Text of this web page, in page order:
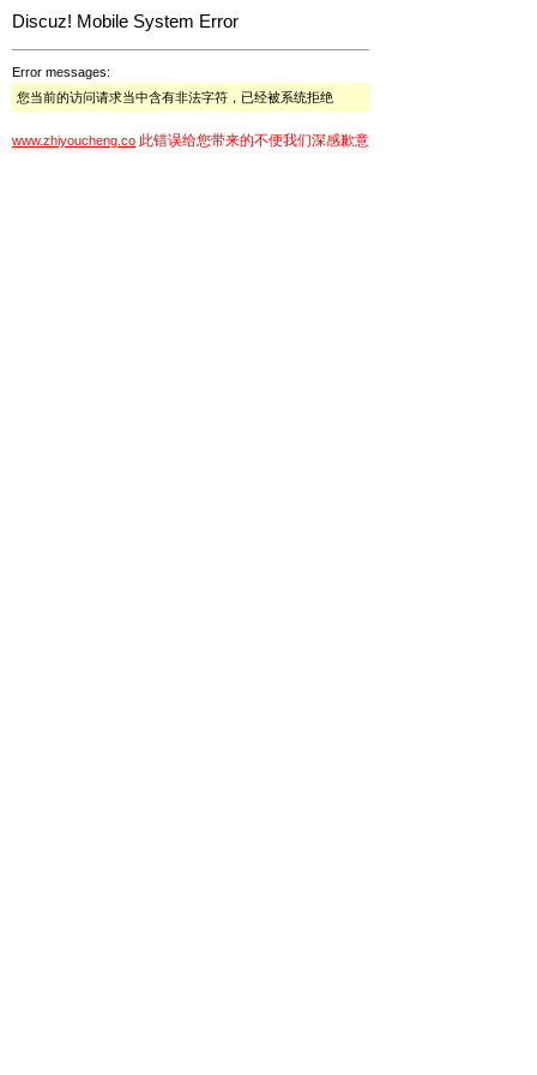
Discuz! Mobile System Error
Error messages:
您当前的访问请求当中含有非法字符，已经被系统拒绝
www.zhiyoucheng.co 此错误给您带来的不便我们深感歉意